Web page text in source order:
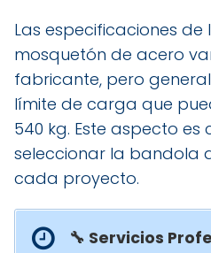
Las especificaciones
mosquetón de acero
fabricante, pero
límite de carga que
540 kg. Este aspecto
seleccionar la bandola
cada proyecto.
🔧 Servicios